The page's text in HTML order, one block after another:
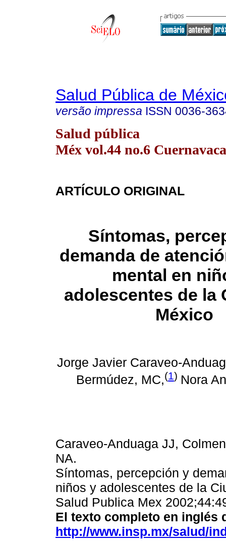
Salud Pública de
versão impressa ISSN 0036-
Salud pública
Méx vol.44 no.6
ARTÍCULO ORIGINAL
Síntomas,
demanda de
mental en
adolescentes de la
México
Jorge Javier Caraveo-
Bermúdez, MC,(1) Nora
Caraveo-Anduaga JJ,
NA.
Síntomas, percepción y
niños y adolescentes de la
Salud Publica Mex
El texto completo en inglés
http://www.insp.mx/salud/